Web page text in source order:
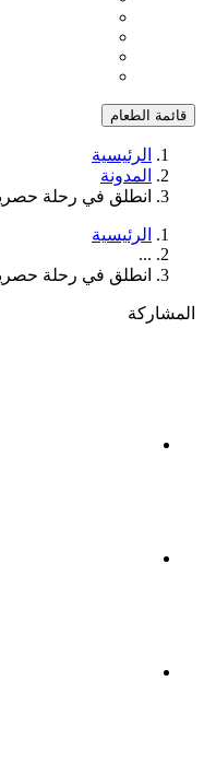
قائمة الطعام
الرئيسية
المدونة
انطلق في رحلة حصرية:
الرئيسية
...
انطلق في رحلة
المشاركة